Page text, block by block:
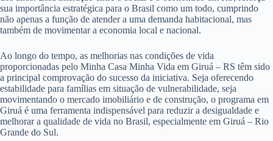
sua importância estratégica para o Brasil como um todo, cumprindo
não apenas a função de atender a uma demanda habitacional, mas
também de movimentar a economia local e nacional.
Ao longo do tempo, as melhorias nas condições de vida
proporcionadas pelo Minha Casa Minha Vida em Giruá – RS têm sido
a principal comprovação do sucesso da iniciativa. Seja oferecendo
estabilidade para famílias em situação de vulnerabilidade, seja
movimentando o mercado imobiliário e de construção, o programa em
Giruá é uma ferramenta indispensável para reduzir a desigualdade e
melhorar a qualidade de vida no Brasil, especialmente em Giruá – Rio
Grande do Sul.